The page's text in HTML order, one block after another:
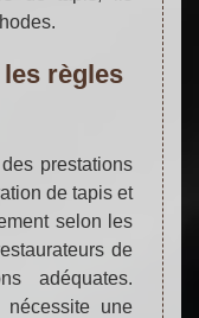
règles
prestations
de tapis et
selon les
de
adéquates.
nécessite une